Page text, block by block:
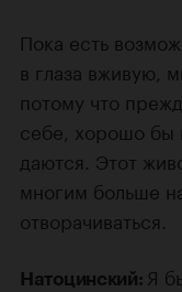
Пока есть
в глаза вживую,
потому что
себе, хорошо бы
даются. Этот
многим больше
отворачиваться.
Натоцинский: Я